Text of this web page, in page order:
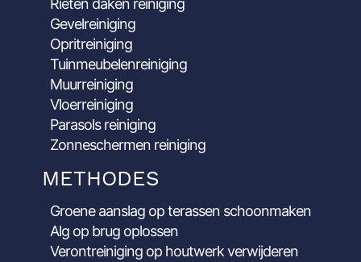
Rieten daken reiniging
Gevelreiniging
Opritreiniging
Tuinmeubelenreiniging
Muurreiniging
Vloerreiniging
Parasols reiniging
Zonneschermen reiniging
METHODES
Groene aanslag op terassen schoonmaken
Alg op brug oplossen
Verontreiniging op houtwerk verwijderen